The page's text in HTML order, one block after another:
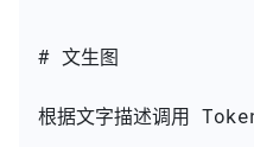
# 文生图
根据文字描述调用